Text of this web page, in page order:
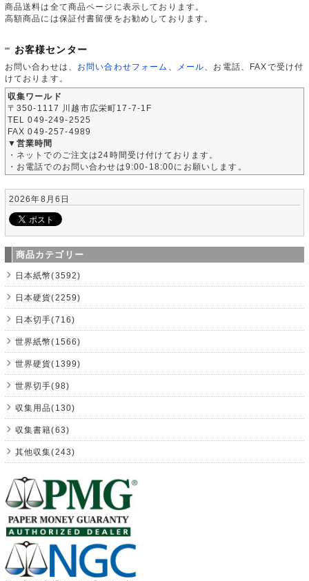
商品送料は全て商品ページに表示しております。
高額商品には保証付書留便をお勧めしております。
お客様センター
お問い合わせは、 お問い合わせフォーム メール 、お電話、FAXで受け付
けております。
収集ワールド
〒350-1117 川越市広栄町17-7-1F
TEL 049-249-2525
FAX 049-257-4989
▼営業時間
・ネットでのご注文は24時間受け付けております。
・お電話でのお問い合わせは9:00-18:00にお願いします。
2026年8月6日
商品カテゴリー
日本紙幣(3592)
日本硬貨(2259)
日本切手(716)
世界紙幣(1566)
世界硬貨(1399)
世界切手(98)
収集用品(130)
収集書籍(63)
其他収集(243)